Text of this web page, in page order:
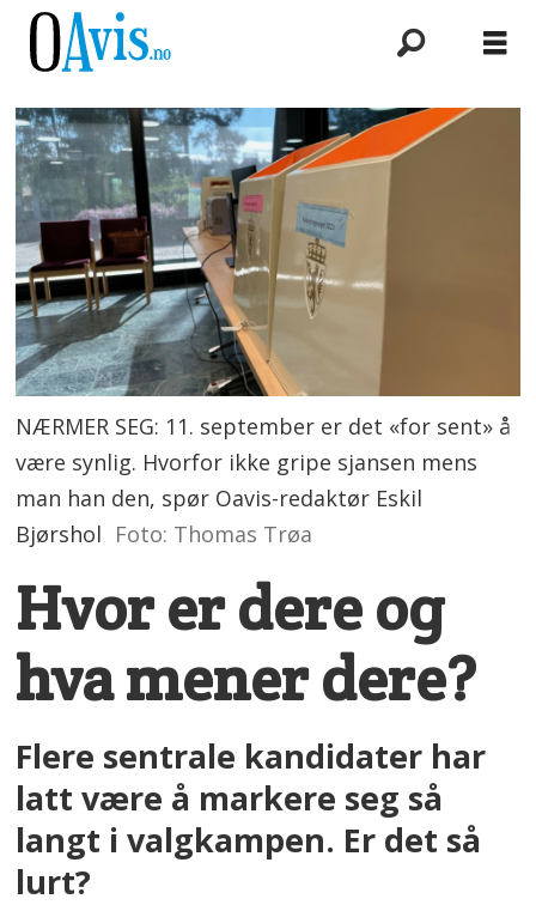
NÆRMER SEG: 11. september er det «for sent» å
være synlig. Hvorfor ikke gripe sjansen mens
man han den, spør Oavis-redaktør Eskil
Bjørshol Foto: Thomas Trøa
Hvor er dere og
hva mener dere?
Flere sentrale kandidater har
latt være å markere seg så
langt i valgkampen. Er det så
lurt?